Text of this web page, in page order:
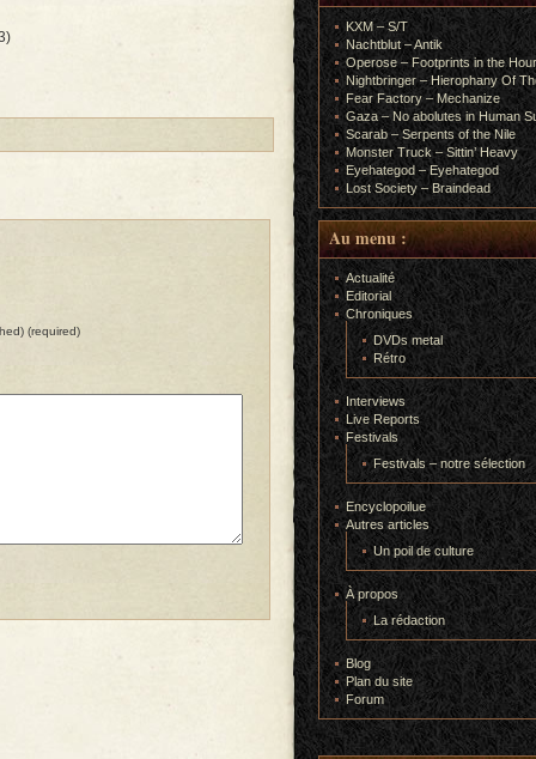
(required)
KXM – S/T
Nachtblut – Antik
Operose – Footprints in the
Nightbringer – Hierophany Of
Fear Factory – Mechanize
Gaza – No abolutes in Human
Scarab – Serpents of the Nile
Monster Truck – Sittin’ Heavy
Eyehategod – Eyehategod
Lost Society – Braindead
Au menu :
Actualité
Editorial
Chroniques
DVDs metal
Rétro
Interviews
Live Reports
Festivals
Festivals – notre sélection
Encyclopoilue
Autres articles
Un poil de culture
À propos
La rédaction
Blog
Plan du site
Forum